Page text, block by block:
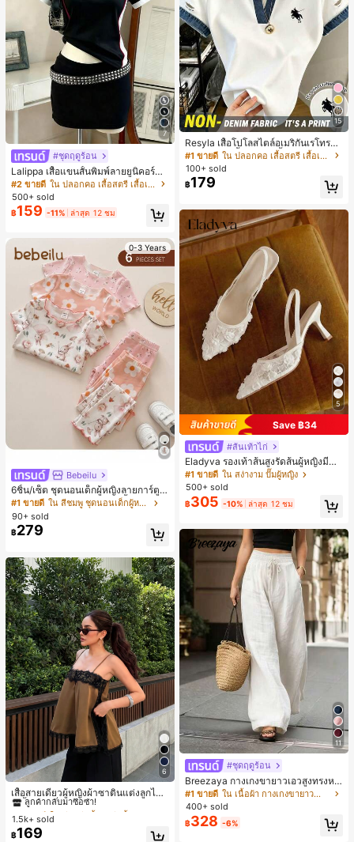
7
#ชุดฤดูร้อน
Lalippa เสื้อแขนสั้นพิมพ์ลายยูนิคอร์นล
ายทางสีตัดกันสำหรับผู้หญิง สไตล์วิทย
าลัย
#2 ขายดี
ใน ปลอกคอ เสื้อสตรี เสื้อเบลาส์ & Tee
500+ sold
฿159 -11% ล่าสุด 12 ชม
0-3 Years
Bebeilu
6ชิ้น/เซ็ต ชุดนอนเด็กผู้หญิงลายการ์ตูน
หมีและดอกไม้ คอกลม แขนสั้น กางเกง
ขาสั้น ขอบระบาย สวมใส่สบาย
#1 ขายดี
ใน สีชมพู ชุดนอนเด็กผู้หญิง
90+ sold
฿279
6
เสื้อสายเดี่ยวผู้หญิงผ้าซาตินแต่งลูกไม้
- เสื้อสายเดี่ยวฤดูร้อนสีคากีมีรอยผ่าด้า
นข้างที่น่าดึงดูดแบบสบายๆ
#2 ขายดี
ลูกค้ากลับมาซื้อซ้ำ!
#2 ขายดี
ลูกค้ากลับมาซื้อซ้ำ!
#2 ขายดี
ลูกค้ากลับมาซื้อซ้ำ!
#2 ขายดี
ใน สีกากี เสื้อสตรี เสื้อเบลาส์ & Tee
1.5k+ sold
฿169
15
Resyla เสื้อโปโลสไตล์อเมริกันเรโทรสำ
หรับผู้หญิง, เสื้อยืดแขนสั้นสำหรับผู้หญิ
ง, ลายม้า, สไตล์ Y2K, เสื้อโปโลแขนสั้น
แบบคัลเลอร์บล็อกสำหรับผู้หญิง
#1 ขายดี
ใน ปลอกคอ เสื้อสตรี เสื้อเบลาส์ & Tee
100+ sold
฿179
5
Save ฿34
#ส้นเท้าไก่
Eladyva รองเท้าส้นสูงรัดส้นผู้หญิงมีดอ
กไม้ประดับตาข่ายเสริมและสามารถสว
มได้สองแบบ ส้นสูง 7 ซม. รูปแบบโรมัน
หรูหรา ส้นเข็ม ลุคเทพนิยาย
#1 ขายดี ใน สง่างาม ปั๊มผู้หญิง
500+ sold
฿305 -10% ล่าสุด 12 ชม
11
#ชุดฤดูร้อน
Breezaya กางเกงขายาวเอวสูงทรงหล
วมขาบานสำหรับผู้หญิง สีขาวเรียบหรูส
ไตล์ชิค เหมาะสำหรับใส่เที่ยวทะเล วันห
ยุดพักผ่อนฤดูร้อน ลุคสบายๆ ใส่ได้หลา
ยโอกาสในชีวิตประจำวัน
#1 ขายดี
ใน เนื้อผ้า กางเกงขายาวลำลองผ้า
400+ sold
฿328 -6%